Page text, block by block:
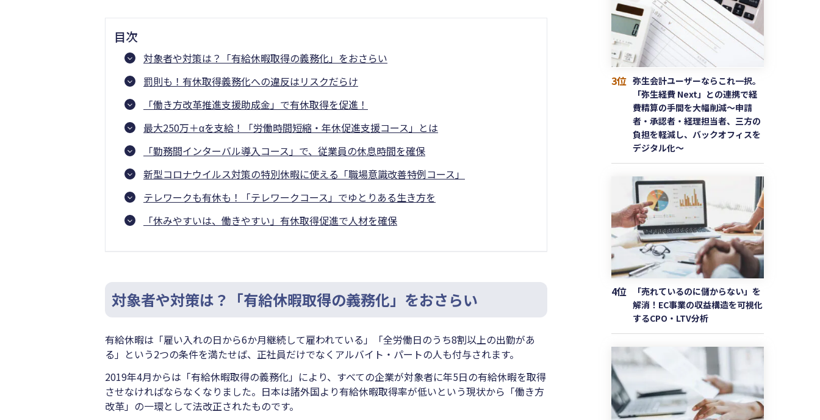
目次
対象者や対策は？「有給休暇取得の義務化」をおさらい
罰則も！有休取得義務化への違反はリスクだらけ
「働き方改革推進支援助成金」で有休取得を促進！
最大250万＋αを支給！「労働時間短縮・年休促進支援コース」とは
「勤務間インターバル導入コース」で、従業員の休息時間を確保
新型コロナウイルス対策の特別休暇に使える「職場意識改善特例コース」
テレワークも有休も！「テレワークコース」でゆとりある生き方を
「休みやすいは、働きやすい」有休取得促進で人材を確保
対象者や対策は？「有給休暇取得の義務化」をおさらい
有給休暇は「雇い入れの日から6か月継続して雇われている」「全労働日のうち8割以上の出勤があ
る」という2つの条件を満たせば、正社員だけでなくアルバイト・パートの人も付与されます。
2019年4月からは「有給休暇取得の義務化」により、すべての企業が対象者に年5日の有給休暇を取得
させなければならなくなりました。日本は諸外国より有給休暇取得率が低いという現状から「働き方
改革」の一環として法改正されたものです。
3位 弥生会計ユーザーならこれ一択。
「弥生経費 Next」との連携で経
費精算の手間を大幅削減〜申請
者・承認者・経理担当者、三方の
負担を軽減し、バックオフィスを
デジタル化〜
4位
「売れているのに儲からない」を
解消！EC事業の収益構造を可視化
するCPO・LTV分析